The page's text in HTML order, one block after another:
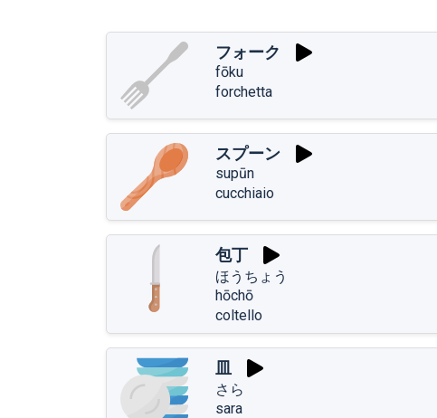
フォーク
fōku
forchetta
スプーン
supūn
cucchiaio
包丁
ほうちょう
hōchō
coltello
皿
さら
sara